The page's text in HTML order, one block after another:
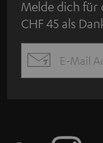
e
w
s
l
Melde dich für
CHF 45 als
EMAIL